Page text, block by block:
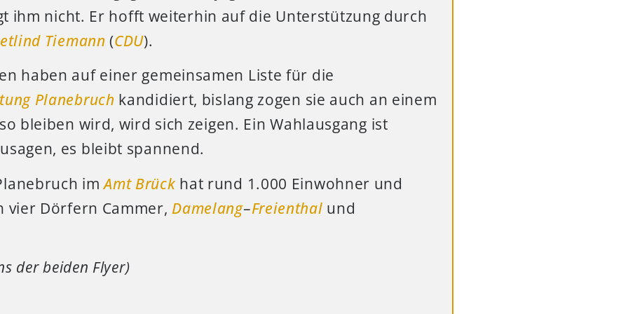
ihm nicht. Er hofft weiterhin auf die Unterstützung durch
Tiemann (CDU).
haben auf einer gemeinsamen Liste für die
Planebruch kandidiert, bislang zogen sie auch an einem
bleiben wird, wird sich zeigen. Ein Wahlausgang ist
es bleibt spannend.
imAmt Brück hat rund 1.000 Einwohner und
vier Dörfern Cammer, Damelang–Freienthal und
der beiden Flyer)